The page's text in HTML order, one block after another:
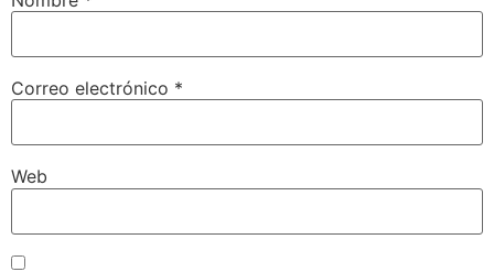
Correo electrónico *
Web